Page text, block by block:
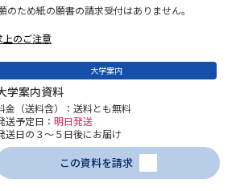
集
験準備
る
ため紙の願書の請求受付はありません。
上のご注意
大学案内
学案内資料
金（送料含）：送料とも無料
送予定日： 明日発送
送日の３～５日後にお届け
この資料を請求